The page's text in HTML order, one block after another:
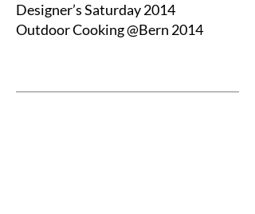
Designer’s Saturday 2014
Outdoor Cooking @Bern 2014